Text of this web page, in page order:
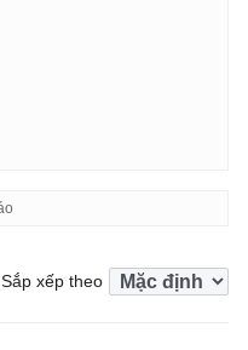
Sắp xếp theo